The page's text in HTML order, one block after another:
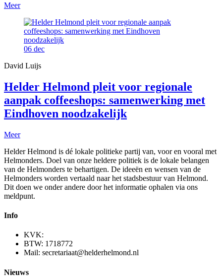
Meer
06 dec
David Luijs
Helder Helmond pleit voor regionale
aanpak coffeeshops: samenwerking met
Eindhoven noodzakelijk
Meer
Helder Helmond is dé lokale politieke partij van, voor en vooral met
Helmonders. Doel van onze heldere politiek is de lokale belangen
van de Helmonders te behartigen. De ideeën en wensen van de
Helmonders worden vertaald naar het stadsbestuur van Helmond.
Dit doen we onder andere door het informatie ophalen via ons
meldpunt.
Info
KVK:
BTW: 1718772
Mail: secretariaat@helderhelmond.nl
Nieuws